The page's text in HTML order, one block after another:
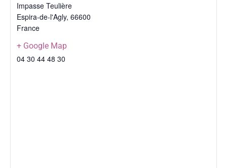
Impasse Teulière
Espira-de-l'Agly, 66600
France
+ Google Map
04 30 44 48 30